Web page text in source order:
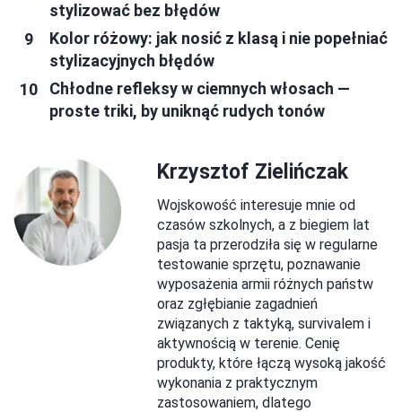
stylizować bez błędów
Kolor różowy: jak nosić z klasą i nie popełniać
stylizacyjnych błędów
Chłodne refleksy w ciemnych włosach —
proste triki, by uniknąć rudych tonów
Krzysztof Zielińczak
Wojskowość interesuje mnie od
czasów szkolnych, a z biegiem lat
pasja ta przerodziła się w regularne
testowanie sprzętu, poznawanie
wyposażenia armii różnych państw
oraz zgłębianie zagadnień
związanych z taktyką, survivalem i
aktywnością w terenie. Cenię
produkty, które łączą wysoką jakość
wykonania z praktycznym
zastosowaniem, dlatego